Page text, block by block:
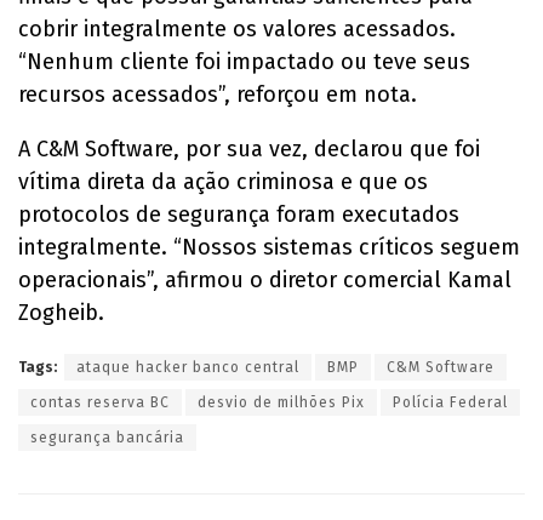
cobrir integralmente os valores acessados.
“Nenhum cliente foi impactado ou teve seus
recursos acessados”, reforçou em nota.
A C&M Software, por sua vez, declarou que foi
vítima direta da ação criminosa e que os
protocolos de segurança foram executados
integralmente. “Nossos sistemas críticos seguem
operacionais”, afirmou o diretor comercial Kamal
Zogheib.
Tags: ataque hacker banco central BMP C&M Software
contas reserva BC desvio de milhões Pix Polícia Federal
segurança bancária